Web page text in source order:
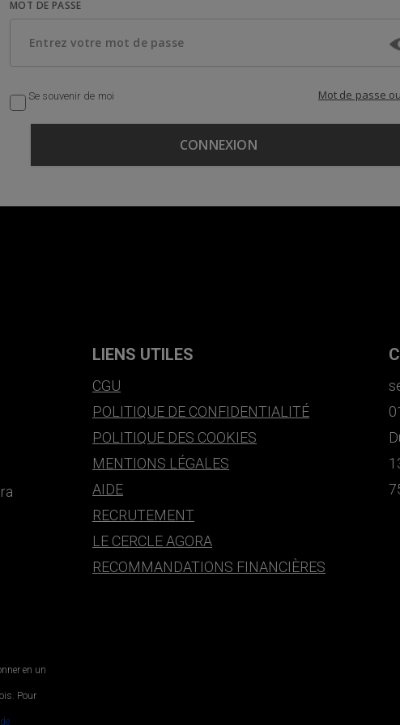
MOT DE PASSE
Se souvenir de moi Mot de passe
en un
Pour
LIENS UTILES
CGU
POLITIQUE DE CONFIDENTIALITÉ
POLITIQUE DES COOKIES
MENTIONS LÉGALES
AIDE
RECRUTEMENT
LE CERCLE AGORA
RECOMMANDATIONS FINANCIÈRES